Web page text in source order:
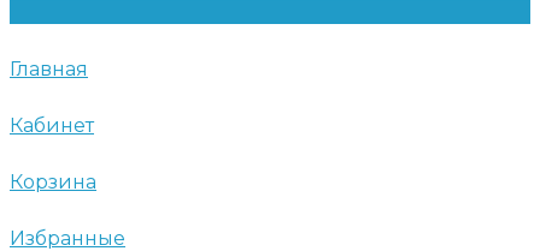
Главная
Кабинет
Корзина
Избранные